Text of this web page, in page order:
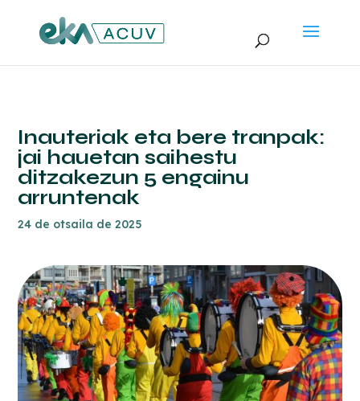
Inauteriak eta bere tranpak:
jai hauetan saihestu
ditzakezun 5 engainu
arruntenak
24 de otsaila de 2025